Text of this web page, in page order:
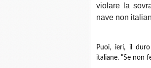
violare la
nave non
Puoi, ieri, il
italiane. "Se non